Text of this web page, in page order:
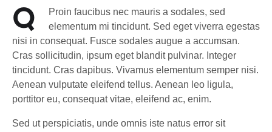
Q
Proin faucibus nec mauris a sodales, sed
elementum mi tincidunt. Sed eget viverra egestas
nisi in consequat. Fusce sodales augue a accumsan.
Cras sollicitudin, ipsum eget blandit pulvinar. Integer
tincidunt. Cras dapibus. Vivamus elementum semper nisi.
Aenean vulputate eleifend tellus. Aenean leo ligula,
porttitor eu, consequat vitae, eleifend ac, enim.
Sed ut perspiciatis, unde omnis iste natus error sit